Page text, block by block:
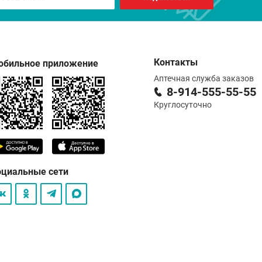
приложение
сети
Контакты
Аптечная служба заказов
8-914-555-55-55
Круглосуточно